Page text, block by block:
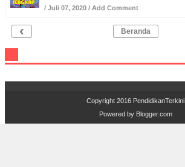
/ Juli 07, 2020 / Add Comment
‹ Beranda
Copyright 2016 PendidikanTerkini
Powered by Blogger.com